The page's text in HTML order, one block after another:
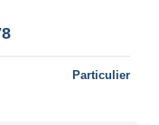
Particulier